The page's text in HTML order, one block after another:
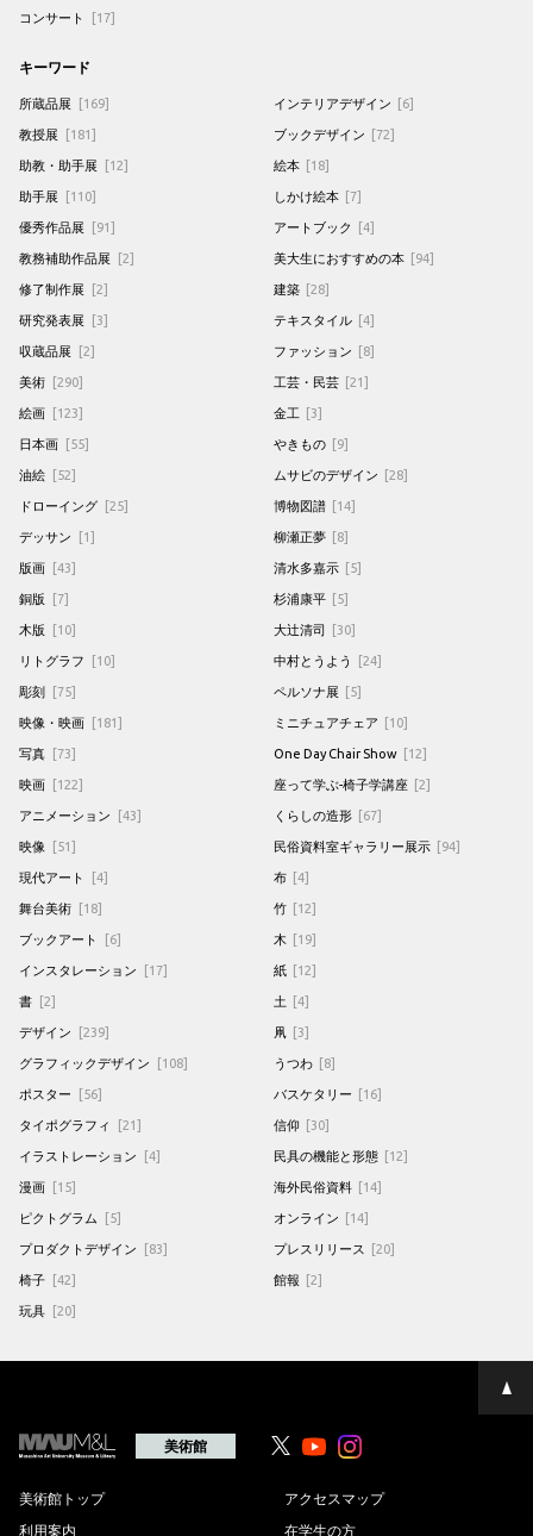
コンサート [17]
キーワード
所蔵品展 [169]
教授展 [181]
助教・助手展 [12]
助手展 [110]
優秀作品展 [91]
教務補助作品展 [2]
修了制作展 [2]
研究発表展 [3]
収蔵品展 [2]
美術 [290]
絵画 [123]
日本画 [55]
油絵 [52]
ドローイング [25]
デッサン [1]
版画 [43]
銅版 [7]
木版 [10]
リトグラフ [10]
彫刻 [75]
映像・映画 [181]
写真 [73]
映画 [122]
アニメーション [43]
映像 [51]
現代アート [4]
舞台美術 [18]
ブックアート [6]
インスタレーション [17]
書 [2]
デザイン [239]
グラフィックデザイン [108]
ポスター [56]
タイポグラフィ [21]
イラストレーション [4]
漫画 [15]
ピクトグラム [5]
プロダクトデザイン [83]
椅子 [42]
玩具 [20]
インテリアデザイン [6]
ブックデザイン [72]
絵本 [18]
しかけ絵本 [7]
アートブック [4]
美大生におすすめの本 [94]
建築 [28]
テキスタイル [4]
ファッション [8]
工芸・民芸 [21]
金工 [3]
やきもの [9]
ムサビのデザイン [28]
博物図譜 [14]
柳瀬正夢 [8]
清水多嘉示 [5]
杉浦康平 [5]
大辻清司 [30]
中村とうよう [24]
ペルソナ展 [5]
ミニチュアチェア [10]
One Day Chair Show [12]
座って学ぶ-椅子学講座 [2]
くらしの造形 [67]
民俗資料室ギャラリー展示 [94]
布 [4]
竹 [12]
木 [19]
紙 [12]
土 [4]
凧 [3]
うつわ [8]
バスケタリー [16]
信仰 [30]
民具の機能と形態 [12]
海外民俗資料 [14]
オンライン [14]
プレスリリース [20]
館報 [2]
ペ
ー
美術館 YoutubeYoutube
美術館トップ
利用案内
アクセスマップ
在学生の方